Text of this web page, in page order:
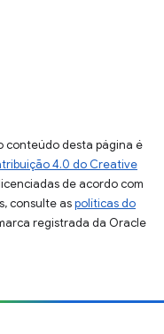
conteúdo desta página é
4.0 do Creative
de acordo com
consulte aspolíticas do
registrada da Oracle